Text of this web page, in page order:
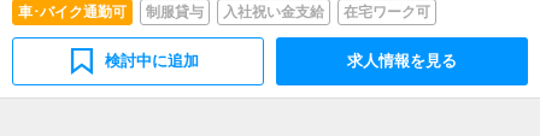
ります。
歴・経験不問（未経験歓迎）・正接感のある服装や頭髪で
ア送迎可能な方優遇（立川・多摩・八王子・町田エリア、
車･バイク通勤可
制服貸与 入社祝い金支給 在宅ワーク可
検討中に追加 求人情報を見る